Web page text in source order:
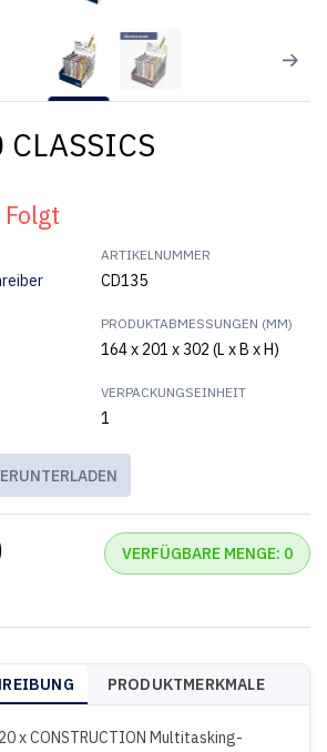
ARTIKELNUMMER
CD135
PRODUKTABMESSUNGEN (MM)
164 x 201 x 302 (L x B x H)
VERPACKUNGSEINHEIT
1
VERFÜGBARE MENGE: 0
PRODUKTMERKMALE
x CONSTRUCTION Multitasking-